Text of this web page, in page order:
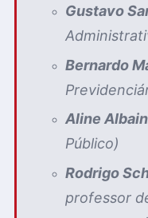
Gustavo
Bernardo
Aline
Público)
Rodrigo
professor